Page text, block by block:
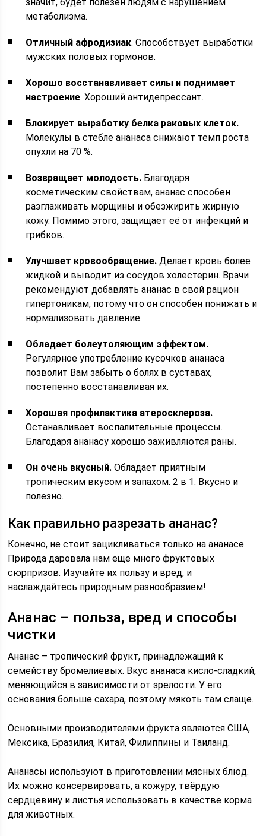
метаболизма.
Отличный афродизиак. Способствует выработки
мужских половых гормонов.
Хорошо восстанавливает силы и поднимает
настроение. Хороший антидепрессант.
Блокирует выработку белка раковых клеток.
Молекулы в стебле ананаса снижают темп роста
опухли на 70 %.
Возвращает молодость. Благодаря
косметическим свойствам, ананас способен
разглаживать морщины и обезжирить жирную
кожу. Помимо этого, защищает её от инфекций и
грибков.
Улучшает кровообращение. Делает кровь более
жидкой и выводит из сосудов холестерин. Врачи
рекомендуют добавлять ананас в свой рацион
гипертоникам, потому что он способен понижать и
нормализовать давление.
Обладает болеутоляющим эффектом.
Регулярное употребление кусочков ананаса
позволит Вам забыть о болях в суставах,
постепенно восстанавливая их.
Хорошая профилактика атеросклероза.
Останавливает воспалительные процессы.
Благодаря ананасу хорошо заживляются раны.
Он очень вкусный. Обладает приятным
тропическим вкусом и запахом. 2 в 1. Вкусно и
полезно.
Как правильно разрезать ананас?
Конечно, не стоит зацикливаться только на ананасе.
Природа даровала нам еще много фруктовых
сюрпризов. Изучайте их пользу и вред, и
наслаждайтесь природным разнообразием!
Ананас – польза, вред и способы
чистки
Ананас – тропический фрукт, принадлежащий к
семейству бромелиевых. Вкус ананаса кисло-сладкий,
меняющийся в зависимости от зрелости. У его
основания больше сахара, поэтому мякоть там слаще.
Основными производителями фрукта являются США,
Мексика, Бразилия, Китай, Филиппины и Таиланд.
Ананасы используют в приготовлении мясных блюд.
Их можно консервировать, а кожуру, твёрдую
сердцевину и листья использовать в качестве корма
для животных.